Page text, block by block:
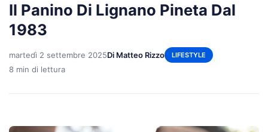
Il Panino Di Lignano Pineta Dal
1983
martedì 2 settembre 2025Di Matteo Rizzo LIFESTYLE
8 min di lettura